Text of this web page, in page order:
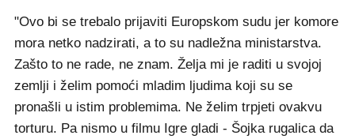
"Ovo bi se trebalo prijaviti Europskom sudu jer komore
mora netko nadzirati, a to su nadležna ministarstva.
Zašto to ne rade, ne znam. Želja mi je raditi u svojoj
zemlji i želim pomoći mladim ljudima koji su se
pronašli u istim problemima. Ne želim trpjeti ovakvu
torturu. Pa nismo u filmu Igre gladi - Šojka rugalica da